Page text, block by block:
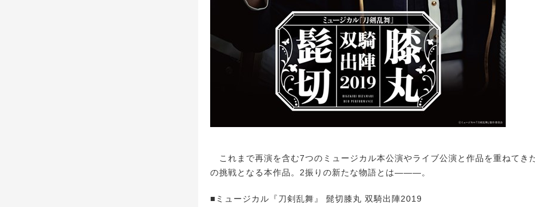
これまで再演を含む7つのミュージカル本公演やライブ公演と作品を重ねてき
の挑戦となる本作品。2振りの新たな物語とは―――。
■ミュージカル『刀剣乱舞』 髭切膝丸 双騎出陣2019